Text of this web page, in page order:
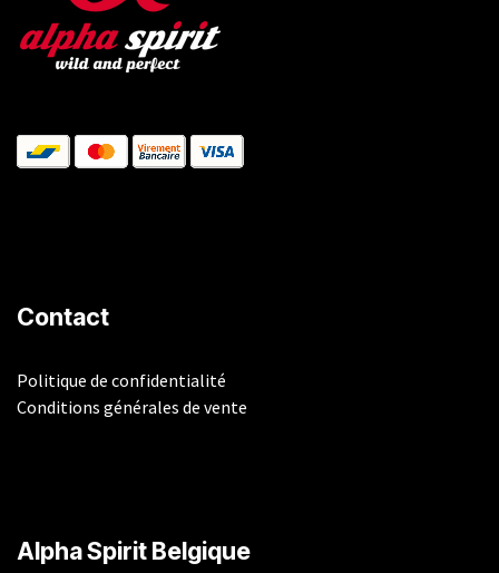
Contact
Politique de confidentialité
Conditions générales de vente
​Alpha Spirit Belgique